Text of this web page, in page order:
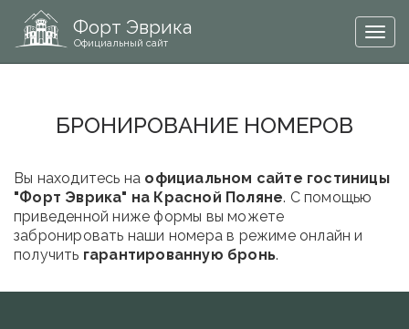
Форт Эврика
Официальный сайт
БРОНИРОВАНИЕ НОМЕРОВ
Вы находитесь на официальном сайте гостиницы
"Форт Эврика" на Красной Поляне. С помощью
приведенной ниже формы вы можете
забронировать наши номера в режиме онлайн и
получить гарантированную бронь.